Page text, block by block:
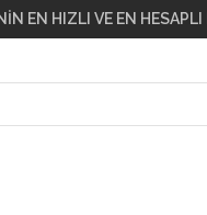
HIZLI VE EN HESAPLI